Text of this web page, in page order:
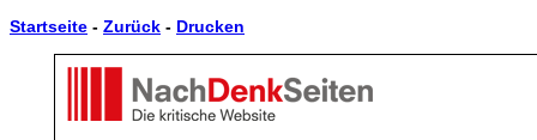
Startseite - Zurück - Drucken